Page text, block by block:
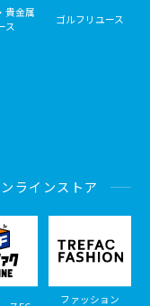
貴金属
ス
ゴルフリユース
ラインストア
ファッション